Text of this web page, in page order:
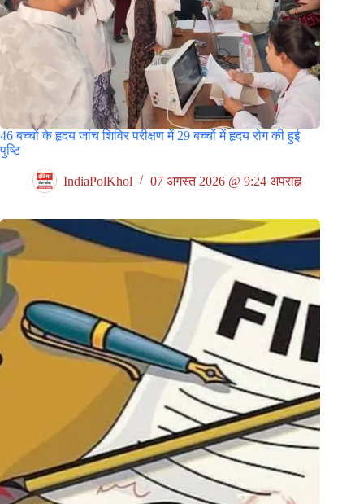
46 बच्चों के हृदय जांच शिविर परीक्षण में 29 बच्चों में हृदय रोग की हुई
पुष्टि
IndiaPolKhol 07 अगस्त 2026 @ 9:24 अपराह्न